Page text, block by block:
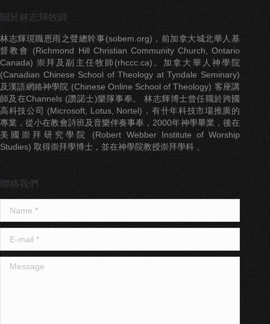
關於林志輝牧師
林志輝現職恩雨之聲總幹事(sobem.org)，前加拿大城北華人基
督教會 (Richmond Hill Christian Community Church, Ontario
Canada) 崇拜及副主任牧師(rhccc.ca)。加拿大華人神學院
(Canadian Chinese School of Theology at Tyndale Seminary)
及漢語網絡神學院 (Chinese Online School of Theology) 客座講
師及在Channels (讚諾士)樂隊事奉。 林志輝博士曾任職於跨國
高科技公司 (Microsoft, Lotus, Nortel)，有卄年科技市場推廣的
專業，從小在教會詩班及音樂伴奏事奉，2000年神學畢業，後在
美國崇拜研究學院 (Robert Webber Institute of Worship
Studies) 取得崇拜學博士，並在神學院教授崇拜學科 。
聯絡我們
Name *
E-mail *
Message